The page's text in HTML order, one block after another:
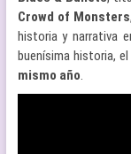
Crowd of Monsters
historia y narrativa
buenísima historia,
mismo año.